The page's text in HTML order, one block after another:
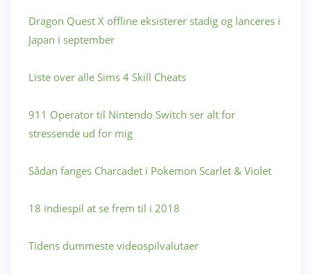
Dragon Quest X offline eksisterer stadig og lanceres i
Japan i september
Liste over alle Sims 4 Skill Cheats
911 Operator til Nintendo Switch ser alt for
stressende ud for mig
Sådan fanges Charcadet i Pokemon Scarlet & Violet
18 indiespil at se frem til i 2018
Tidens dummeste videospilvalutaer